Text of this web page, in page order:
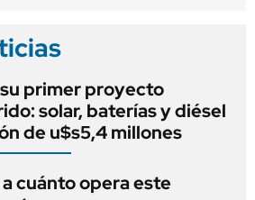
primer proyecto
solar, baterías y diésel
de u$s5,4 millones
cuánto opera este